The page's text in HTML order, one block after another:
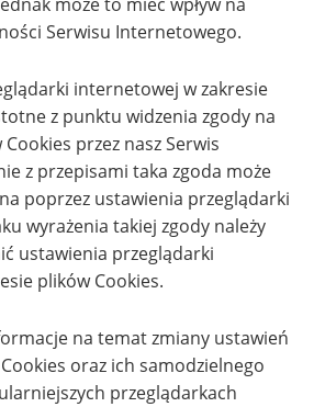
Serwisu Internetowego.
internetowej w zakresie
z punktu widzenia zgody na
przez nasz Serwis
z przepisami taka zgoda może
poprzez ustawienia przeglądarki
wyrażenia takiej zgody należy
ustawienia przeglądarki
plików Cookies.
na temat zmiany ustawień
oraz ich samodzielnego
przeglądarkach